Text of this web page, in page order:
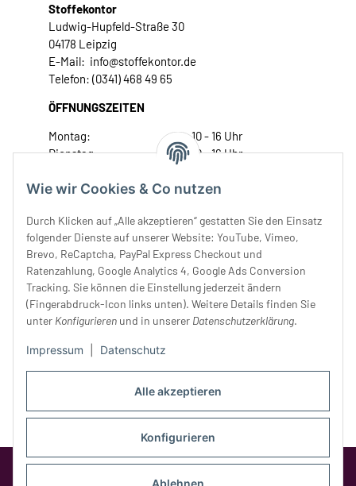
Alle akzeptieren
Konfigurieren
Wie wir Cookies & Co nutzen
Durch Klicken auf „Alle akzeptieren“ gestatten Sie den Einsatz
folgender Dienste auf unserer Website: YouTube, Vimeo,
Brevo, ReCaptcha, PayPal Express Checkout und
Ratenzahlung, Google Analytics 4, Google Ads Conversion
Tracking. Sie können die Einstellung jederzeit ändern
(Fingerabdruck-Icon links unten). Weitere Details finden Sie
unter Konfigurieren und in unserer Datenschutzerklärung.
Impressum Datenschutz
Stoffekontor
Ludwig-Hupfeld-Straße 30
04178 Leipzig
E-Mail: info@stoffekontor.de
Telefon: (0341) 468 49 65
ÖFFNUNGSZEITEN
Montag:
10 - 16 Uhr
Dienstag:
10 - 16 Uhr
Donnerstag:
10 - 18 Uhr
Samstag:
10 - 14 Uhr
Unser Service
Rechtliches
Google Analytics deaktivierenStatus: